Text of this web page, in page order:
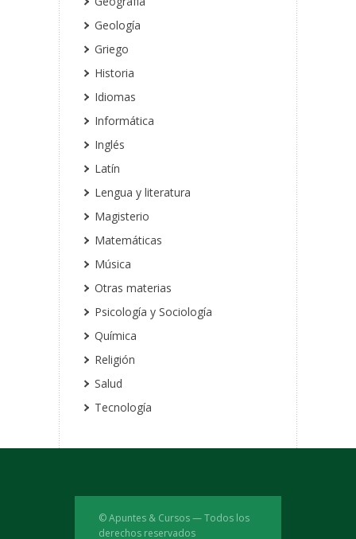
Geología
Griego
Historia
Idiomas
Informática
Inglés
Latín
Lengua y literatura
Magisterio
Matemáticas
Música
Otras materias
Psicología y Sociología
Química
Religión
Salud
Tecnología
© Apuntes & Cursos — Todos los
derechos reservados